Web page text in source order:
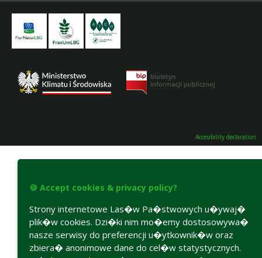
Accesibility declaration
🍪 Accept cookies & privacy policy?
Strony internetowe Las�w Pa�stwowych u�ywaj�
plik�w cookies. Dzi�ki nim mo�emy dostosowywa�
nasze serwisy do preferencji u�ytkownik�w oraz
zbiera� anonimowe dane do cel�w statystycznych.